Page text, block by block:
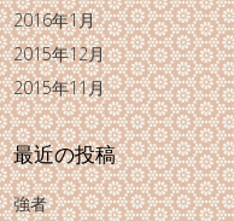
2016年1月
2015年12月
2015年11月
最近の投稿
強者